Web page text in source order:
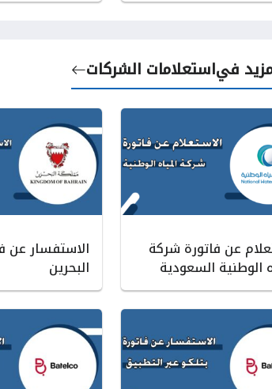
فياستعلامات الشركات
عن فاتورة شركة
الوطنية السعودية
الاستفسار عن
البحرين